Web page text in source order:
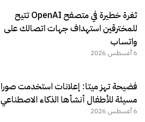
ثغرة خطيرة في متصفح OpenAI تتيح
للمخترقين استهداف جهات اتصالك على
واتساب
6 أغسطس 2026
فضيحة تهز ميتا: إعلانات استخدمت صورا
مسيئة للأطفال أنشأها الذكاء الاصطناعي
6 أغسطس 2026